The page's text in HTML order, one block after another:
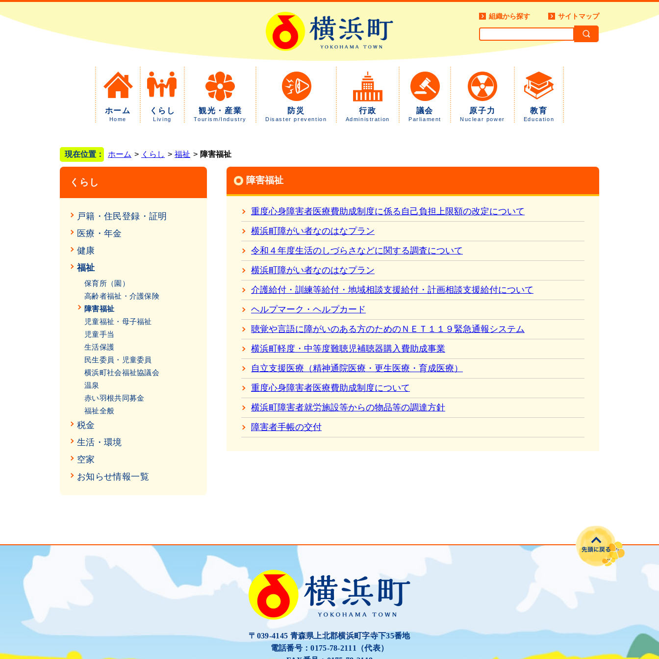
組織から探す サイトマップ
ホーム
Home
くらし
Living
観光・産業
Tourism/Industry
防災
Disaster prevention
行政
Administration
議会
Parliament
原子力
Nuclear power
教育
Education
現在位置： ホーム くらし 福祉 障害福祉
くらし
戸籍・住民登録・証明
医療・年金
健康
福祉
保育所（園）
高齢者福祉・介護保険
障害福祉
児童福祉・母子福祉
児童手当
生活保護
民生委員・児童委員
横浜町社会福祉協議会
温泉
赤い羽根共同募金
福祉全般
税金
生活・環境
空家
お知らせ情報一覧
障害福祉
重度心身障害者医療費助成制度に係る自己負担上限額の改定について
横浜町障がい者なのはなプラン
令和４年度生活のしづらさなどに関する調査について
横浜町障がい者なのはなプラン
介護給付・訓練等給付・地域相談支援給付・計画相談支援給付について
ヘルプマーク・ヘルプカード
聴覚や言語に障がいのある方のためのＮＥＴ１１９緊急通報システム
横浜町軽度・中等度難聴児補聴器購入費助成事業
自立支援医療（精神通院医療・更生医療・育成医療）
重度心身障害者医療費助成制度について
横浜町障害者就労施設等からの物品等の調達方針
障害者手帳の交付
〒039-4145 青森県上北郡横浜町字寺下35番地
電話番号：0175-78-2111（代表）